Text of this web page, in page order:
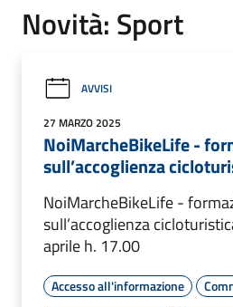
Novità: Sport
AVVISI
27 MARZO 2025
NoiMarcheBikeLife -
sull’accoglienza
NoiMarcheBikeLife -
sull’accoglienza
aprile h. 17.00
Accesso all'informazione